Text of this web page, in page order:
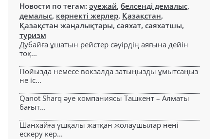
Новости по тегам: әуежай, белсенді демалыс,
демалыс, көрнекті жерлер, Қазақстан,
Қазақстан жаңалықтары, саяхат, саяхатшы,
туризм
Дубайға ұшатын рейстер сәуірдің аяғына дейін
тоқ...
Пойызда немесе вокзалда затыңызды ұмытсаңыз
не іс...
Qanot Sharq әуе компаниясы Ташкент – Алматы
бағыт...
Шанхайға ұшқалы жатқан жолаушылар нені
ескеру кер...